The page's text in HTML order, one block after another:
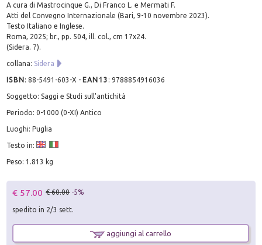
A cura di Mastrocinque G., Di Franco L. e Mermati F.
Atti del Convegno Internazionale (Bari, 9-10 novembre 2023).
Testo Italiano e Inglese.
Roma, 2025; br., pp. 504, ill. col., cm 17x24.
(Sidera. 7).
collana: Sidera
ISBN:88-5491-603-X - EAN13 :9788854916036
Soggetto: Saggi e Studi sull'antichità
Periodo: 0-1000 (0-XI) Antico
Luoghi: Puglia
Testo in:
Peso: 1.813 kg
€ 57.00 € 60.00 -5%
spedito in 2/3 sett.
aggiungi al carrello